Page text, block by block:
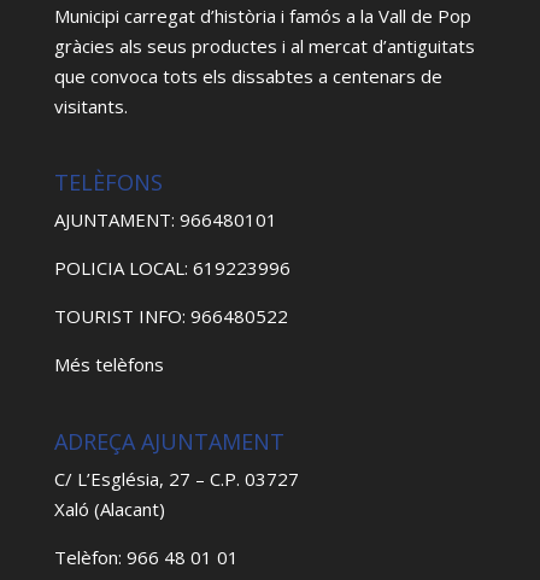
Municipi carregat d’història i famós a la Vall de Pop
gràcies als seus productes i al mercat d’antiguitats
que convoca tots els dissabtes a centenars de
visitants.
TELÈFONS
AJUNTAMENT: 966480101
POLICIA LOCAL: 619223996
TOURIST INFO: 966480522
Més telèfons
ADREÇA AJUNTAMENT
C/ L’Església, 27 – C.P. 03727
Xaló (Alacant)
Telèfon: 966 48 01 01